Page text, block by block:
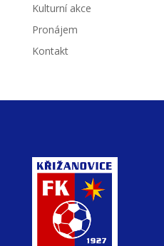
Kulturní akce
Pronájem
Kontakt